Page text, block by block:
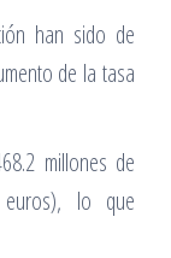
han sido de
de la tasa
millones de
lo que